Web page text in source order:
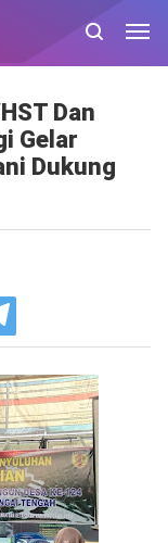
Dan
Gelar
Dukung